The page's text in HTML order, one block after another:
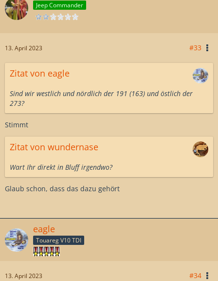
Jeep Commander
13. April 2023 #33
Zitat von eagle
Sind wir westlich und nördlich der 191 (163) und östlich der
273?
Stimmt
Zitat von wundernase
Wart Ihr direkt in Bluff irgendwo?
Glaub schon, dass das dazu gehört
eagle
Touareg V10 TDI
13. April 2023 #34